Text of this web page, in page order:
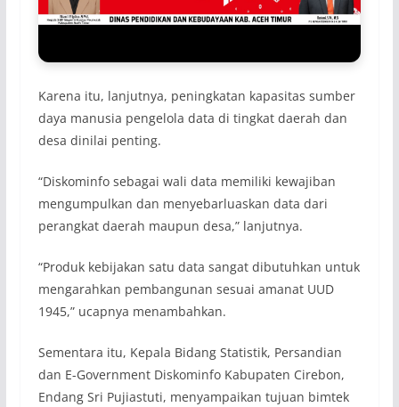
Karena itu, lanjutnya, peningkatan kapasitas sumber
daya manusia pengelola data di tingkat daerah dan
desa dinilai penting.
“Diskominfo sebagai wali data memiliki kewajiban
mengumpulkan dan menyebarluaskan data dari
perangkat daerah maupun desa,” lanjutnya.
“Produk kebijakan satu data sangat dibutuhkan untuk
mengarahkan pembangunan sesuai amanat UUD
1945,” ucapnya menambahkan.
Sementara itu, Kepala Bidang Statistik, Persandian
dan E-Government Diskominfo Kabupaten Cirebon,
Endang Sri Pujiastuti, menyampaikan tujuan bimtek